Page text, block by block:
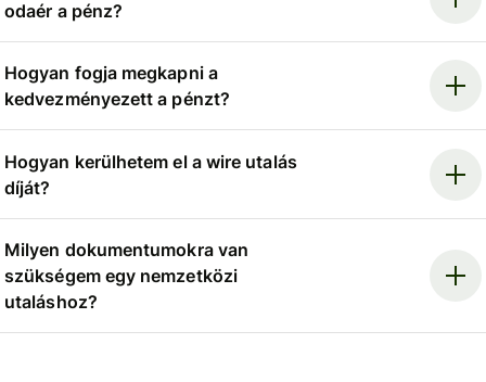
odaér a pénz?
Hogyan fogja megkapni a
kedvezményezett a pénzt?
Hogyan kerülhetem el a wire utalás
díját?
Milyen dokumentumokra van
szükségem egy nemzetközi
utaláshoz?